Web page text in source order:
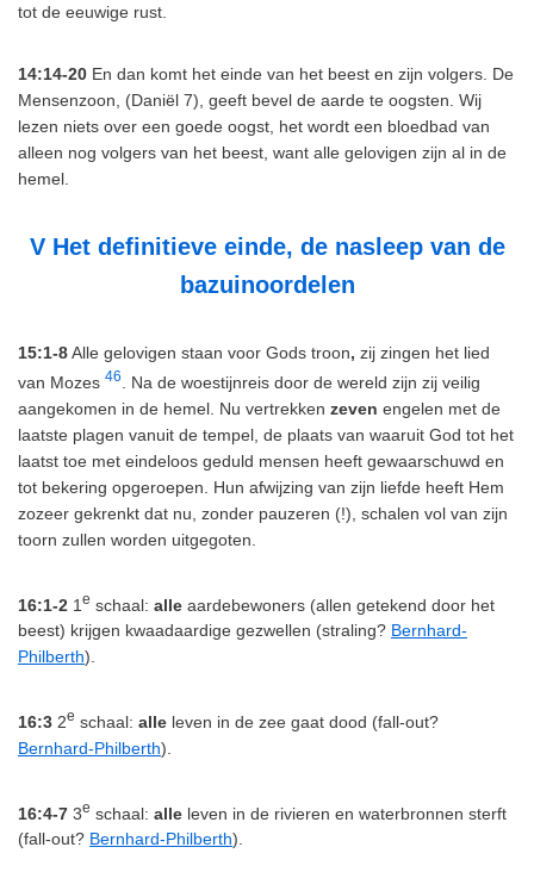
tot de eeuwige rust.
14:14-20 En dan komt het einde van het beest en zijn volgers. De
Mensenzoon, (Daniël 7), geeft bevel de aarde te oogsten. Wij
lezen niets over een goede oogst, het wordt een bloedbad van
alleen nog volgers van het beest, want alle gelovigen zijn al in de
hemel.
V Het definitieve einde, de nasleep van de
bazuinoordelen
15:1-8Alle gelovigen staan voor Gods troon, zij zingen het lied
van Mozes 46
. Na de woestijnreis door de wereld zijn zij veilig
aangekomen in de hemel. Nu vertrekken zeven engelen met de
laatste plagen vanuit de tempel, de plaats van waaruit God tot het
laatst toe met eindeloos geduld mensen heeft gewaarschuwd en
tot bekering opgeroepen. Hun afwijzing van zijn liefde heeft Hem
zozeer gekrenkt dat nu, zonder pauzeren (!), schalen vol van zijn
toorn zullen worden uitgegoten.
16:1-2 1 e schaal: alle aardebewoners (allen getekend door het
beest) krijgen kwaadaardige gezwellen (straling? Bernhard-
Philberth).
16:3 2e schaal: alle leven in de zee gaat dood (fall-out?
Bernhard-Philberth).
16:4-7 3e schaal: alle leven in de rivieren en waterbronnen sterft
(fall-out? Bernhard-Philberth).